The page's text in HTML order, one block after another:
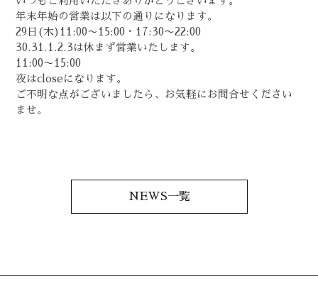
年末年始の営業は以下の通りになります。
29日(木)11:00〜15:00・17:30〜22:00
30.31.1.2.3は休まず営業いたします。
11:00〜15:00
夜はcloseになります。
ご不明な点がございましたら、お気軽にお問合せください
ませ。
NEWS一覧